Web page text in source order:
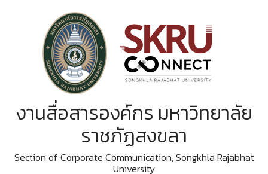
งานสื่อสารองค์กร มหาวิทยาลัย
ราชภัฏสงขลา
Section of Corporate Communication, Songkhla Rajabhat
University